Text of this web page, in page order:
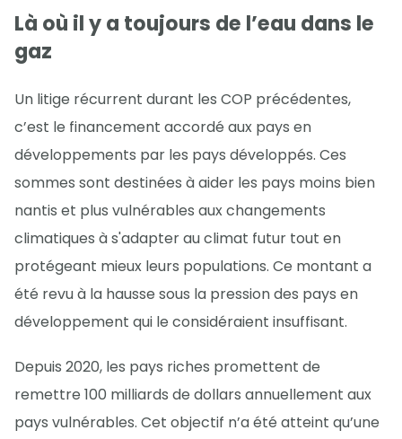
Là où il y a toujours de l’eau dans le
gaz
Un litige récurrent durant les COP précédentes,
c’est le financement accordé aux pays en
développements par les pays développés. Ces
sommes sont destinées à aider les pays moins bien
nantis et plus vulnérables aux changements
climatiques à s'adapter au climat futur tout en
protégeant mieux leurs populations. Ce montant a
été revu à la hausse sous la pression des pays en
développement qui le considéraient insuffisant.
Depuis 2020, les pays riches promettent de
remettre 100 milliards de dollars annuellement aux
pays vulnérables. Cet objectif n’a été atteint qu’une